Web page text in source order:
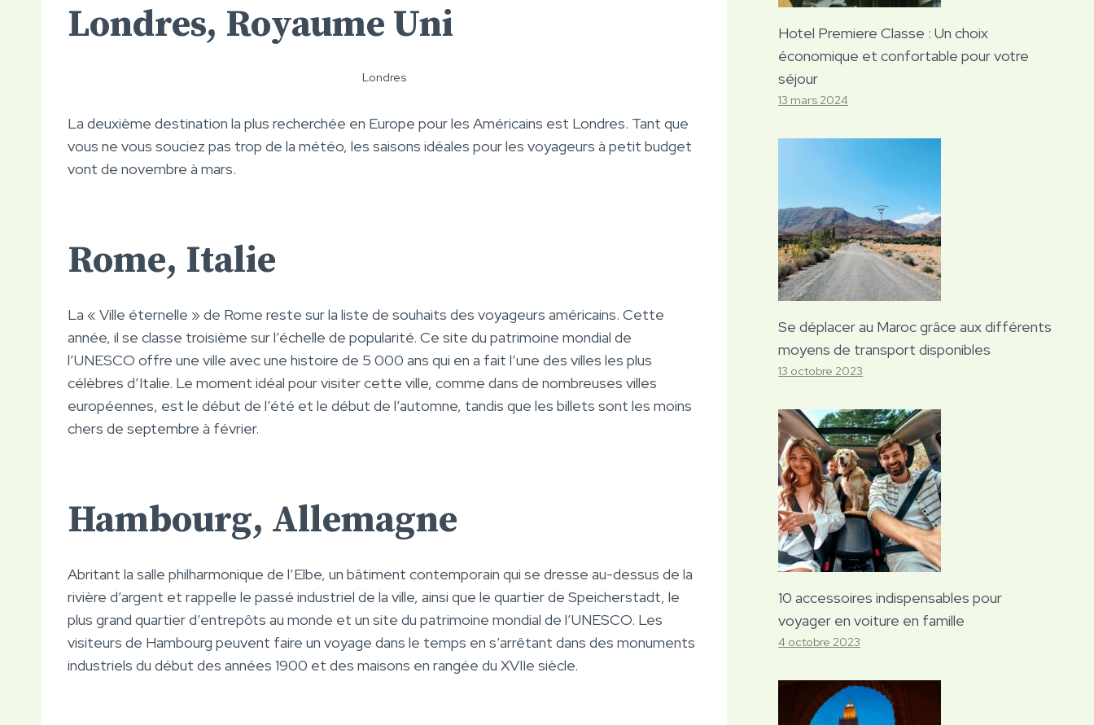
Londres, Royaume Uni
Londres
La deuxième destination la plus recherchée en Europe pour les Américains est Londres. Tant que
vous ne vous souciez pas trop de la météo, les saisons idéales pour les voyageurs à petit budget
vont de novembre à mars.
Rome, Italie
La « Ville éternelle » de Rome reste sur la liste de souhaits des voyageurs américains. Cette
année, il se classe troisième sur l’échelle de popularité. Ce site du patrimoine mondial de
l’UNESCO offre une ville avec une histoire de 5 000 ans qui en a fait l’une des villes les plus
célèbres d’Italie. Le moment idéal pour visiter cette ville, comme dans de nombreuses villes
européennes, est le début de l’été et le début de l’automne, tandis que les billets sont les moins
chers de septembre à février.
Hambourg, Allemagne
Abritant la salle philharmonique de l’Elbe, un bâtiment contemporain qui se dresse au-dessus de la
rivière d’argent et rappelle le passé industriel de la ville, ainsi que le quartier de Speicherstadt, le
plus grand quartier d’entrepôts au monde et un site du patrimoine mondial de l’UNESCO. Les
visiteurs de Hambourg peuvent faire un voyage dans le temps en s’arrêtant dans des monuments
industriels du début des années 1900 et des maisons en rangée du XVIIe siècle.
Hotel Premiere Classe : Un choix
économique et confortable pour votre
séjour
13 mars 2024
Se déplacer au Maroc grâce aux différents
moyens de transport disponibles
13 octobre 2023
10 accessoires indispensables pour
voyager en voiture en famille
4 octobre 2023